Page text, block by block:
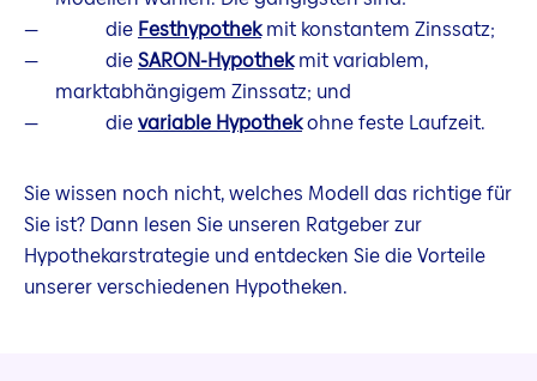
die Festhypothekmit konstantem Zinssatz;
dieSARON-Hypothekmit variablem,
marktabhängigem Zinssatz; und
dievariable Hypothekohne feste Laufzeit.
Sie wissen noch nicht, welches Modell das richtige für
Sie ist? Dann lesen Sie unseren Ratgeber zur
Hypothekarstrategie und entdecken Sie die Vorteile
unserer verschiedenen Hypotheken.